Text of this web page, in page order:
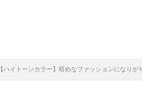
【ハイトーンカラー】暗めなファッションになり